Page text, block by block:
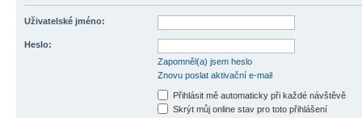
Uživatelské jméno:
Heslo:
Zapomněl(a) jsem heslo
Znovu poslat aktivační e-mail
Přihlásit mě automaticky při každé návštěvě
Skrýt můj online stav pro toto přihlášení